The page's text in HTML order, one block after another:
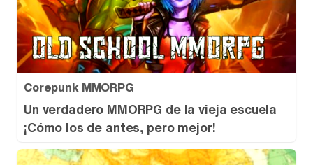
Corepunk MMORPG
Un verdadero MMORPG de la vieja escuela
¡Cómo los de antes, pero mejor!